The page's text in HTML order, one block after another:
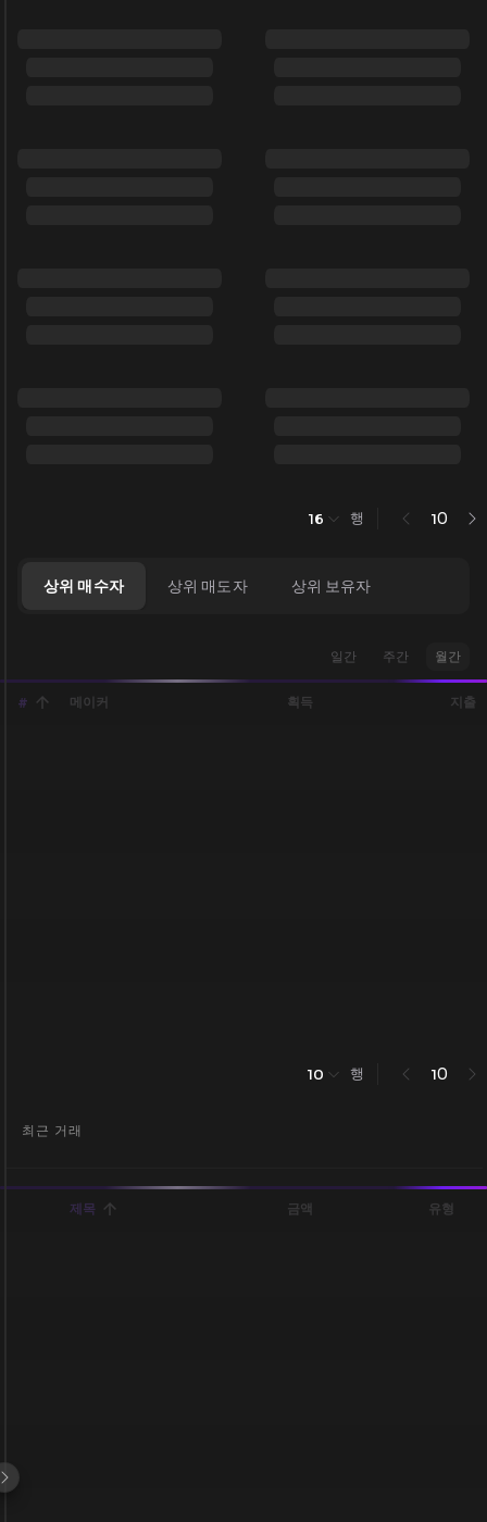
16 행 10
상위 매수자 상위 매도자 상위 보유자
일간 주간 월간
# 메이커 획득 지출
10 행 10
최근 거래
제목 금액 유형